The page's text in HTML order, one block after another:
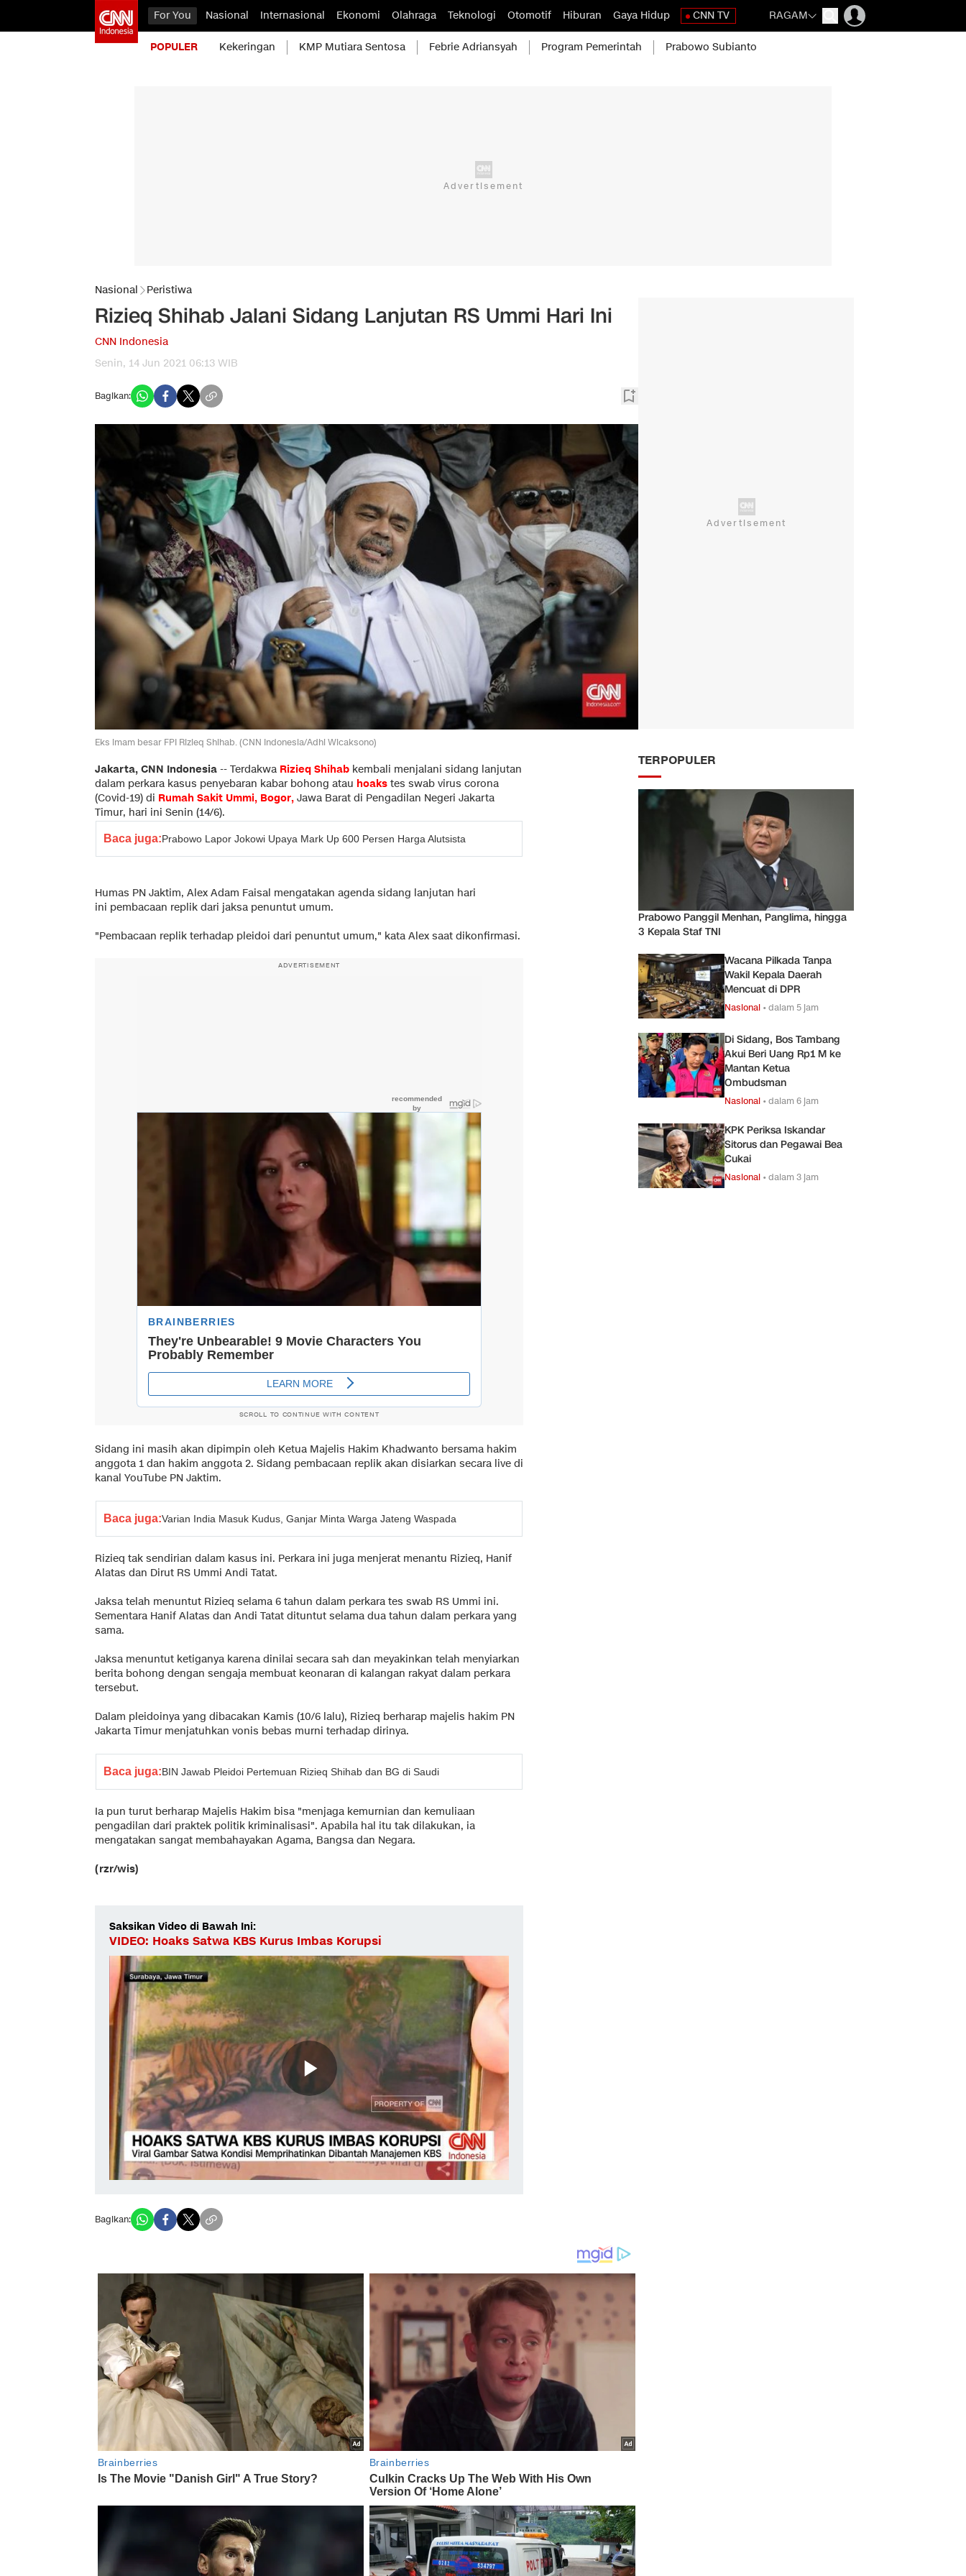
For You Nasional Internasional Ekonomi Olahraga Teknologi Otomotif Hiburan Gaya Hidup CNN TV RAGAM
POPULER Kekeringan KMP Mutiara Sentosa Febrie Adriansyah Program Pemerintah Prabowo Subianto
Nasional Peristiwa
Rizieq Shihab Jalani Sidang Lanjutan RS Ummi Hari Ini
CNN Indonesia
Senin, 14 Jun 2021 06:13 WIB
Bagikan:
Eks imam besar FPI Rizieq Shihab. (CNN Indonesia/Adhi Wicaksono)
Jakarta, CNN Indonesia -- Terdakwa Rizieq Shihab kembali menjalani sidang lanjutan
dalam perkara kasus penyebaran kabar bohong atau hoaks tes swab virus corona
(Covid-19) di Rumah Sakit Ummi, Bogor, Jawa Barat di Pengadilan Negeri Jakarta
Timur, hari ini Senin (14/6).
Baca juga:Prabowo Lapor Jokowi Upaya Mark Up 600 Persen Harga Alutsista
Humas PN Jaktim, Alex Adam Faisal mengatakan agenda sidang lanjutan hari
ini pembacaan replik dari jaksa penuntut umum.
"Pembacaan replik terhadap pleidoi dari penuntut umum," kata Alex saat dikonfirmasi.
ADVERTISEMENT
SCROLL TO CONTINUE WITH CONTENT
Sidang ini masih akan dipimpin oleh Ketua Majelis Hakim Khadwanto bersama hakim
anggota 1 dan hakim anggota 2. Sidang pembacaan replik akan disiarkan secara live di
kanal YouTube PN Jaktim.
Baca juga:Varian India Masuk Kudus, Ganjar Minta Warga Jateng Waspada
Rizieq tak sendirian dalam kasus ini. Perkara ini juga menjerat menantu Rizieq, Hanif
Alatas dan Dirut RS Ummi Andi Tatat.
Jaksa telah menuntut Rizieq selama 6 tahun dalam perkara tes swab RS Ummi ini.
Sementara Hanif Alatas dan Andi Tatat dituntut selama dua tahun dalam perkara yang
sama.
Jaksa menuntut ketiganya karena dinilai secara sah dan meyakinkan telah menyiarkan
berita bohong dengan sengaja membuat keonaran di kalangan rakyat dalam perkara
tersebut.
Dalam pleidoinya yang dibacakan Kamis (10/6 lalu), Rizieq berharap majelis hakim PN
Jakarta Timur menjatuhkan vonis bebas murni terhadap dirinya.
Baca juga:BIN Jawab Pleidoi Pertemuan Rizieq Shihab dan BG di Saudi
Ia pun turut berharap Majelis Hakim bisa "menjaga kemurnian dan kemuliaan
pengadilan dari praktek politik kriminalisasi". Apabila hal itu tak dilakukan, ia
mengatakan sangat membahayakan Agama, Bangsa dan Negara.
(rzr/wis)
Saksikan Video di Bawah Ini:
VIDEO: Hoaks Satwa KBS Kurus Imbas Korupsi
Bagikan:
TERPOPULER
Prabowo Panggil Menhan, Panglima, hingga
3 Kepala Staf TNI
Wacana Pilkada Tanpa
Wakil Kepala Daerah
Mencuat di DPR
Nasional •dalam 5 jam
Di Sidang, Bos Tambang
Akui Beri Uang Rp1 M ke
Mantan Ketua
Ombudsman
Nasional •dalam 6 jam
KPK Periksa Iskandar
Sitorus dan Pegawai Bea
Cukai
Nasional •dalam 3 jam